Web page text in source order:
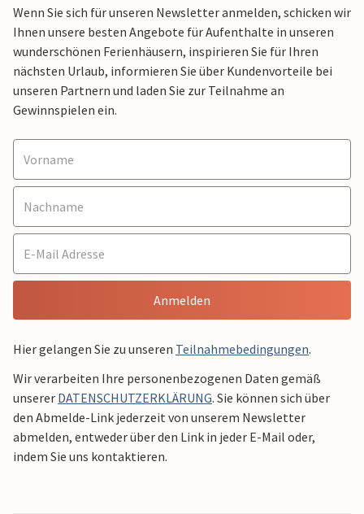
Wenn Sie sich für unseren Newsletter anmelden, schicken wir
Ihnen unsere besten Angebote für Aufenthalte in unseren
wunderschönen Ferienhäusern, inspirieren Sie für Ihren
nächsten Urlaub, informieren Sie über Kundenvorteile bei
unseren Partnern und laden Sie zur Teilnahme an
Gewinnspielen ein.
Anmelden
Hier gelangen Sie zu unseren Teilnahmebedingungen.
Wir verarbeiten Ihre personenbezogenen Daten gemäß
unserer DATENSCHUTZERKLÄRUNG. Sie können sich über
den Abmelde-Link jederzeit von unserem Newsletter
abmelden, entweder über den Link in jeder E-Mail oder,
indem Sie uns kontaktieren.